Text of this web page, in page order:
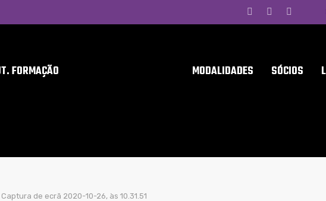
FORMAÇÃO MODALIDADES SÓCIOS
Captura de ecrã 2020-10-26, às 10.31.51